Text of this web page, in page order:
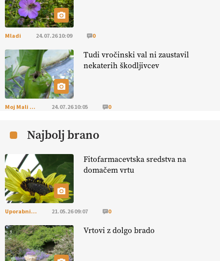
EKOloško = logično: ekološka kmetija
FREŠER
KMETIJSKA LIGA PRVAKOV: POMLADITEV
KMETIJSKE EKIPE
KMETIJSKA LIGA PRVAKOV: UKRAJINA vs.
EVROPA
EKOloško = logično: ekološka kmetija
EKOloško = logično: VLOG Okus je
pomembnejši od izgleda
EKOloško = logično: ekološka kmetija PR'
RAKARI
Mladi 24.07.26 10:09 0
Tudi vročinski val ni zaustavil
nekaterih škodljivcev
Moj Mali Svet 24.07.26 10:05 0
Najbolj brano
Fitofarmacevtska sredstva na
domačem vrtu
Uporabni vrt 21.05.26 09:07 0
Vrtovi z dolgo brado